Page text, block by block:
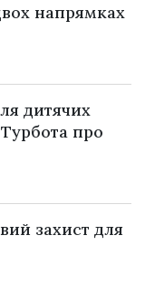
напрямках
дитячих
про
захист для